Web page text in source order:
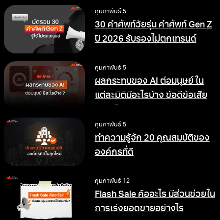
กุมภาพันธ์ 5
30 คำศัพท์วัยรุ่น คำศัพท์ Gen Z
ปี 2026 รับรองไม่ตกเทรนด์
กุมภาพันธ์ 5
ผลกระทบของ AI ต่อมนุษย์ ใน
แต่ละมิติมีอะไรบ้าง ข้อดีข้อเสีย
กุมภาพันธ์ 5
ทำความรู้จัก 20 คุณสมบัติของ
องค์กรที่ดี
กุมภาพันธ์ 12
Flash Sale คืออะไร มีส่วนช่วยใน
การเร่งยอดขายอย่างไร